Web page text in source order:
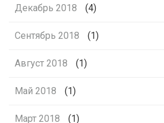
Декабрь 2018 (4)
Сентябрь 2018 (1)
Август 2018 (1)
Май 2018 (1)
Март 2018 (1)